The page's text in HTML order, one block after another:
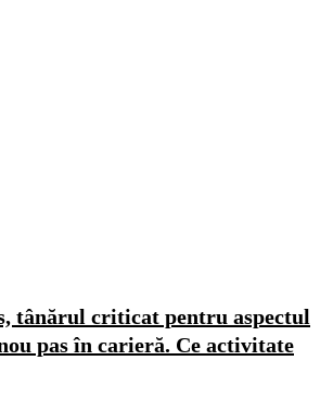
tânărul criticat pentru aspectul
pas în carieră. Ce activitate